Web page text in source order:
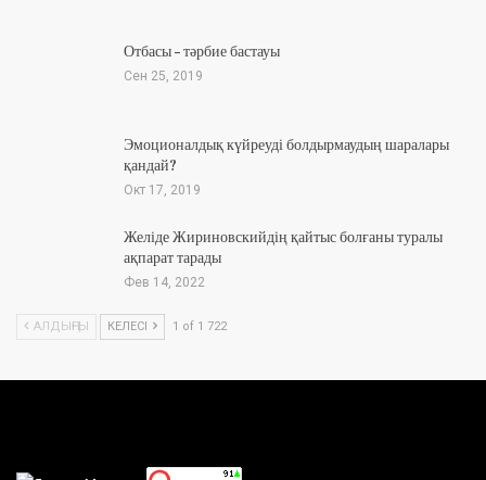
Отбасы – тәрбие бастауы
Сен 25, 2019
Эмоционалдық күйреуді болдырмаудың шаралары
қандай?
Окт 17, 2019
Желіде Жириновскийдің қайтыс болғаны туралы
ақпарат тарады
Фев 14, 2022
АЛДЫҢҒЫ КЕЛЕСІ 1 of 1 722